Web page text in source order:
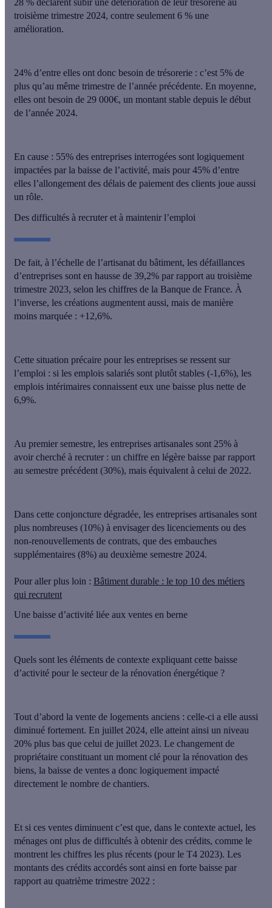
28 % déclarent subir une détérioration de leur trésorerie au
troisième trimestre 2024, contre seulement 6 % une
amélioration.
24% d’entre elles ont donc besoin de trésorerie : c’est 5% de
plus qu’au même trimestre de l’année précédente. En moyenne,
elles ont besoin de 29 000€, un montant stable depuis le début
de l’année 2024.
En cause : 55% des entreprises interrogées sont logiquement
impactées par la baisse de l’activité, mais pour 45% d’entre
elles l’allongement des délais de paiement des clients joue aussi
un rôle.
Des difficultés à recruter et à maintenir l’emploi
De fait, à l’échelle de l’artisanat du bâtiment, les défaillances
d’entreprises sont en hausse de 39,2% par rapport au troisième
trimestre 2023, selon les chiffres de la Banque de France. À
l’inverse, les créations augmentent aussi, mais de manière
moins marquée : +12,6%.
Cette situation précaire pour les entreprises se ressent sur
l’emploi : si les emplois salariés sont plutôt stables (-1,6%), les
emplois intérimaires connaissent eux une baisse plus nette de
6,9%.
Au premier semestre, les entreprises artisanales sont 25% à
avoir cherché à recruter : un chiffre en légère baisse par rapport
au semestre précédent (30%), mais équivalent à celui de 2022.
Dans cette conjoncture dégradée, les entreprises artisanales sont
plus nombreuses (10%) à envisager des licenciements ou des
non-renouvellements de contrats, que des embauches
supplémentaires (8%) au deuxième semestre 2024.
Pour aller plus loin : Bâtiment durable : le top 10 des métiers
qui recrutent
Une baisse d’activité liée aux ventes en berne
Quels sont les éléments de contexte expliquant cette baisse
d’activité pour le secteur de la rénovation énergétique ?
Tout d’abord la vente de logements anciens : celle-ci a elle aussi
diminué fortement. En juillet 2024, elle atteint ainsi un niveau
20% plus bas que celui de juillet 2023. Le changement de
propriétaire constituant un moment clé pour la rénovation des
biens, la baisse de ventes a donc logiquement impacté
directement le nombre de chantiers.
Et si ces ventes diminuent c’est que, dans le contexte actuel, les
ménages ont plus de difficultés à obtenir des crédits, comme le
montrent les chiffres les plus récents (pour le T4 2023). Les
montants des crédits accordés sont ainsi en forte baisse par
rapport au quatrième trimestre 2022 :